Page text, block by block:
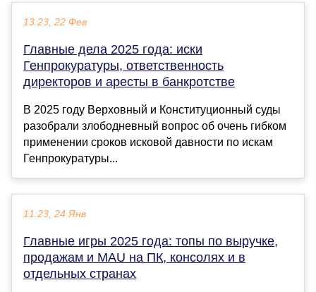
13:23, 22 Фев
Главные дела 2025 года: иски
Генпрокуратуры, ответственность
директоров и аресты в банкротстве
В 2025 году Верховный и Конституционный суды
разобрали злободневный вопрос об очень гибком
применении сроков исковой давности по искам
Генпрокуратуры...
11:23, 24 Янв
Главные игры 2025 года: топы по выручке,
продажам и MAU на ПК, консолях и в
отдельных странах